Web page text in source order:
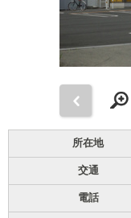
所在地
交通
電話